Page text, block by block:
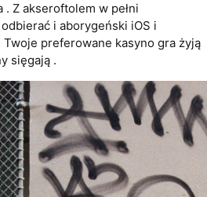
Z akseroftolem w pełni
i aborygeński iOS i
preferowane kasyno gra żyją
sięgają .